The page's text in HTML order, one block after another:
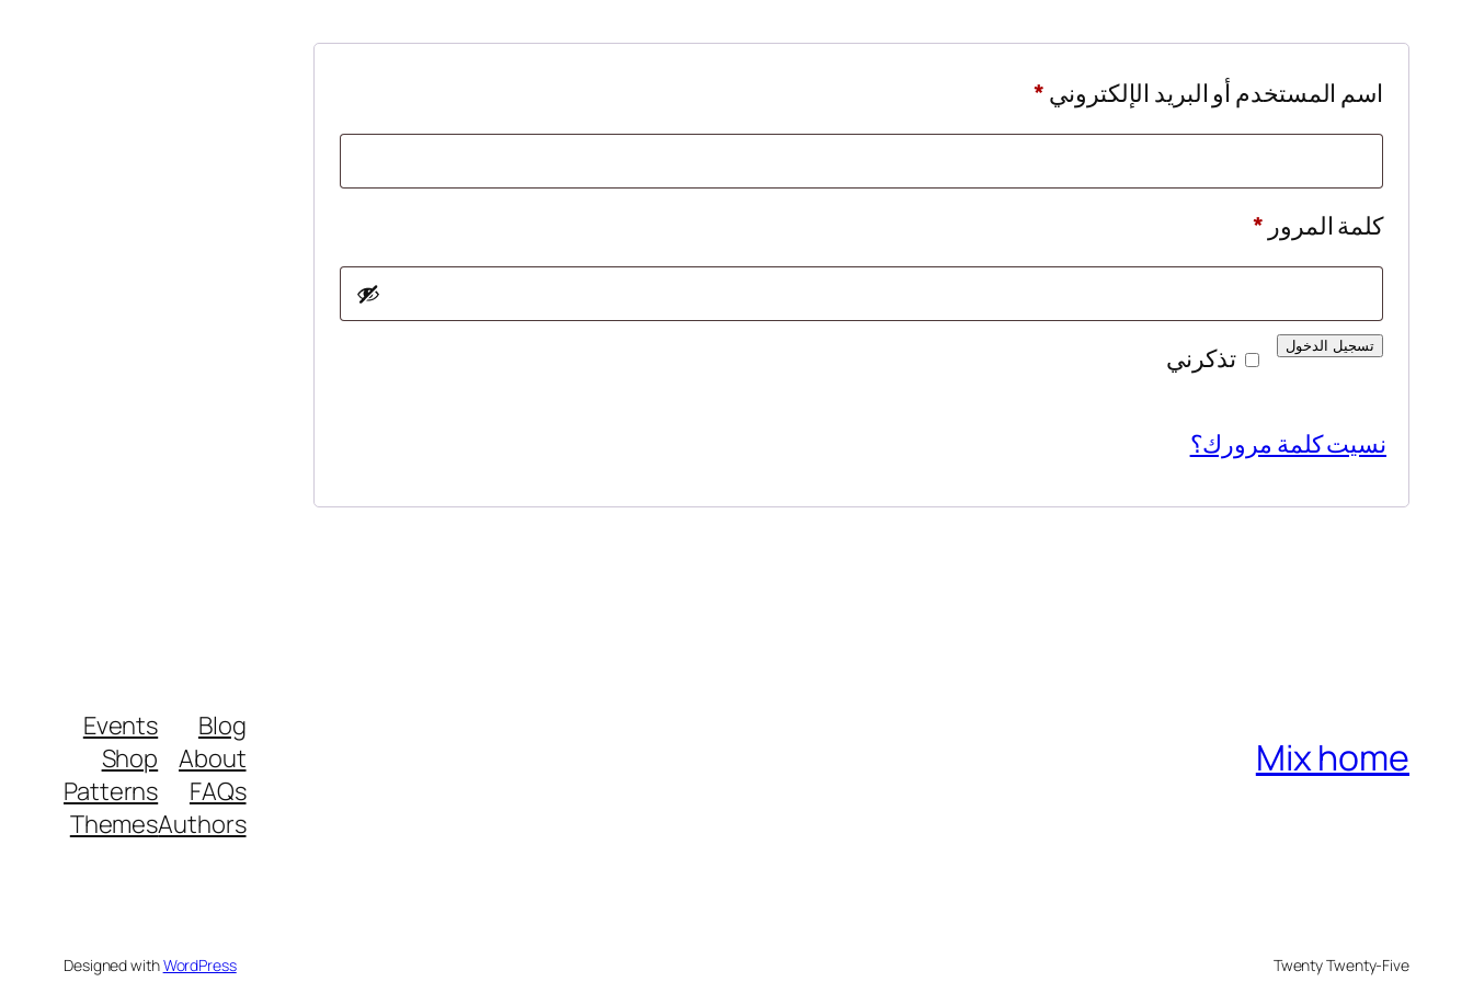
اسم المستخدم أو البريد الإلكتروني *مطلوبة
كلمة المرور *مطلوبة
تذكرني تسجيل الدخول
نسيت كلمة مرورك؟
Mix home
Blog
About
FAQs
Authors
Events
Shop
Patterns
Themes
Twenty Twenty-Five
Designed withWordPress